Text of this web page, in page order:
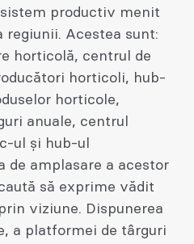
productiv menit
regiunii. Acestea sunt:
horticolă, centrul de
horticoli, hub-
horticole,
anuale, centrul
ul și hub-ul
de amplasare a acestor
să exprime vădit
viziune. Dispunerea
a platformei de târguri